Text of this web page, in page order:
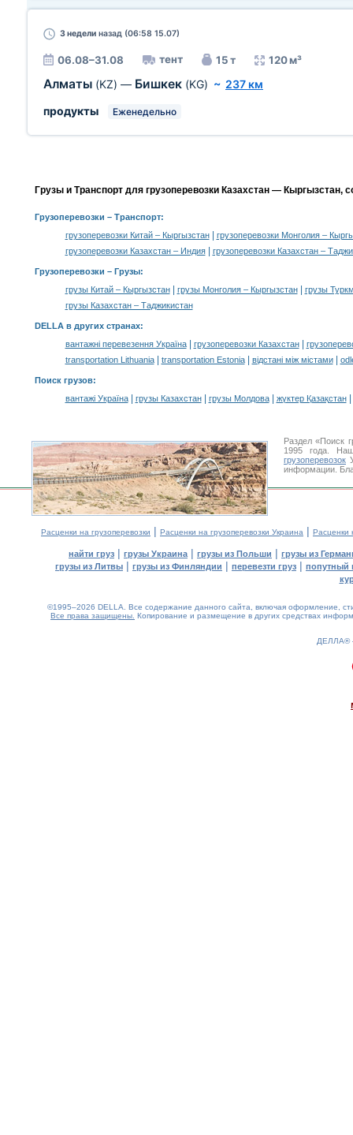
3 недели назад (06:58 15.07)
06.08–31.08 тент 15 т 120 м³
Алматы (KZ) — Бишкек (KG) ~ 237 км
продукты
Еженедельно
Грузы и Транспорт для грузоперевозки Казахстан — Кыргызстан,
Грузоперевозки – Транспорт:
грузоперевозки Китай – Кыргызстан|
грузоперевозки Монголия –
грузоперевозки Казахстан – Индия| грузоперевозки Казахстан –
Грузоперевозки – Грузы:
грузы Китай – Кыргызстан| грузы Монголия – Кыргызстан|
грузы
грузы Казахстан – Таджикистан
DELLA в других странах:
вантажні перевезення Україна| грузоперевозки Казахстан|
transportation Lithuania| transportation Estonia| відстані між містами|
Поиск грузов:
вантажі Україна| грузы Казахстан| грузы Молдова| жүктер Қазақстан|
Раздел «Поиск
1995 года.
грузоперевозок
информации.
Расценки на грузоперевозки | Расценки на грузоперевозки Украина | Расценки
найти груз | грузы Украина | грузы из Польши | грузы из
грузы из Литвы | грузы из Финляндии | перевезти груз | попутный
©1995–2026 DELLA. Все содержание данного сайта, включая оформление,
Все права защищены. Копирование и размещение в других средствах